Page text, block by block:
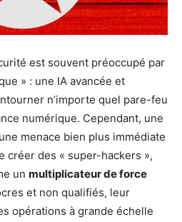
est souvent préoccupé par
» : une IA avancée et
n’importe quel pare-feu
numérique. Cependant, une
menace bien plus immédiate
créer des « super-hackers »,
un multiplicateur de force
et non qualifiés, leur
opérations à grande échelle